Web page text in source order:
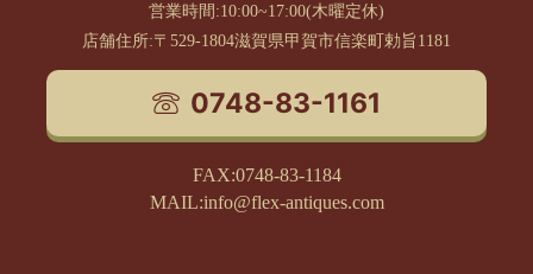
営業時間:10:00~17:00(木曜定休)
店舗住所:〒529-1804滋賀県甲賀市信楽町勅旨1181
0748-83-1161
FAX:0748-83-1184
MAIL:info@flex-antiques.com